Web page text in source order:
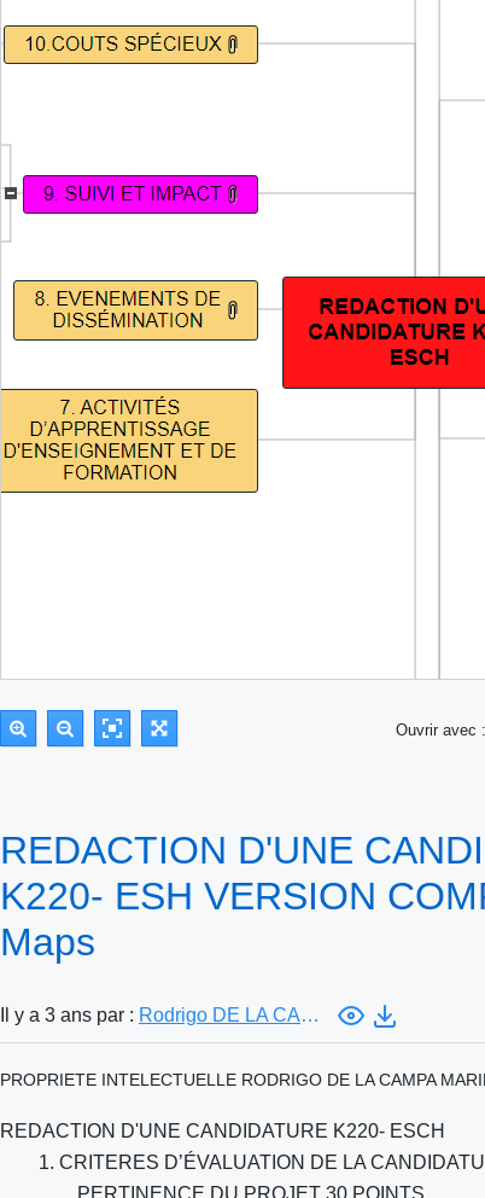
Ouvrir
REDACTION D'UNE
K220- ESH VERSION
Maps
Il y a 3 ans par : Rodrigo DE LA CAMPA MARINO
PROPRIETE INTELECTUELLE RODRIGO DE LA CAMPA
REDACTION D'UNE CANDIDATURE K220- ESCH
1. CRITERES D’ÉVALUATION DE LA
PERTINENCE DU PROJET 30 POINTS